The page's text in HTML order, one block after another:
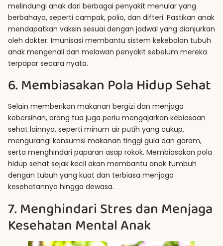
melindungi anak dari berbagai penyakit menular yang
berbahaya, seperti campak, polio, dan difteri. Pastikan anak
mendapatkan vaksin sesuai dengan jadwal yang dianjurkan
oleh dokter. Imunisasi membantu sistem kekebalan tubuh
anak mengenali dan melawan penyakit sebelum mereka
terpapar secara nyata.
6. Membiasakan Pola Hidup Sehat
Selain memberikan makanan bergizi dan menjaga
kebersihan, orang tua juga perlu mengajarkan kebiasaan
sehat lainnya, seperti minum air putih yang cukup,
mengurangi konsumsi makanan tinggi gula dan garam,
serta menghindari paparan asap rokok. Membiasakan pola
hidup sehat sejak kecil akan membantu anak tumbuh
dengan tubuh yang kuat dan terbiasa menjaga
kesehatannya hingga dewasa.
7. Menghindari Stres dan Menjaga
Kesehatan Mental Anak